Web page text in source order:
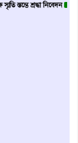
শ্রদ্ধা নিবেদন মাগুরায়